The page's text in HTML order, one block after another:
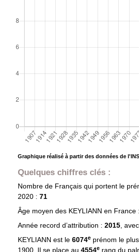
Graphique réalisé à partir des données de
Quelques chiffres clés :
Nombre de Français qui portent le
2020 : 71
Âge moyen des KEYLIANN en France :
Année record d’attribution : 2015, avec
KEYLIANN est le 6074eprénom le
1900. Il se place au 4554e rang du